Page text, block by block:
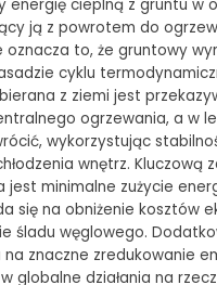
energię cieplną z gruntu w
ją z powrotem do
to, że gruntowy
cyklu
z ziemi jest
ogrzewania, a w
wykorzystując
wnętrz. Kluczową
jest minimalne zużycie
się na obniżenie kosztów
śladu węglowego.
znaczne zredukowanie
globalne działania na